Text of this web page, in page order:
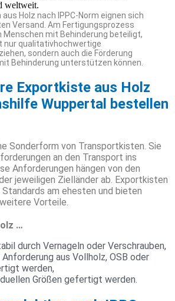
Holz nach IPPC-Norm eignen sich
Versand. Am Fertigungsprozess
Menschen mit Behinderung beteiligt,
nur qualitativhochwertige
sondern auch die Förderung
Behinderung unterstützen können.
Exportkiste aus Holz
Wuppertal bestellen
Sonderform von Transportkisten. Sie
an den Transport ins
Anforderungen hängen von den
jeweiligen Zielländer ab. Exportkisten
am ehesten und bieten
Vorteile.
…
durch Vernageln oder Verschrauben,
aus Vollholz, OSB oder
werden,
Größen gefertigt werden.